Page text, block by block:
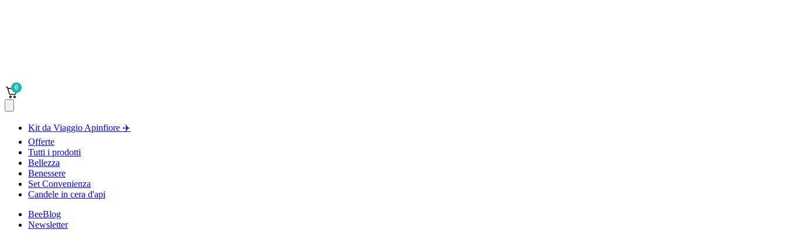
0
Kit da Viaggio Apinfiore ✈️
Offerte
Tutti i prodotti
Bellezza
Benessere
Set Convenienza
Candele in cera d'api
BeeBlog
Newsletter